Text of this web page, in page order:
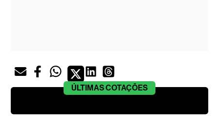
ÚLTIMASCOTAÇÕES